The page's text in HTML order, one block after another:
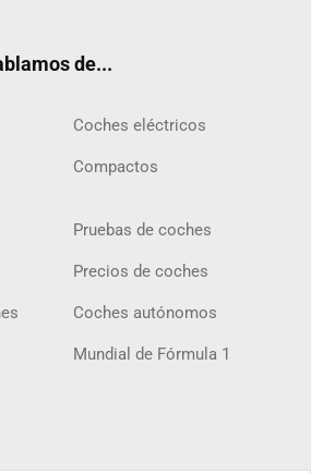
de...
Coches eléctricos
Compactos
Pruebas de coches
Precios de coches
Coches autónomos
Mundial de Fórmula 1